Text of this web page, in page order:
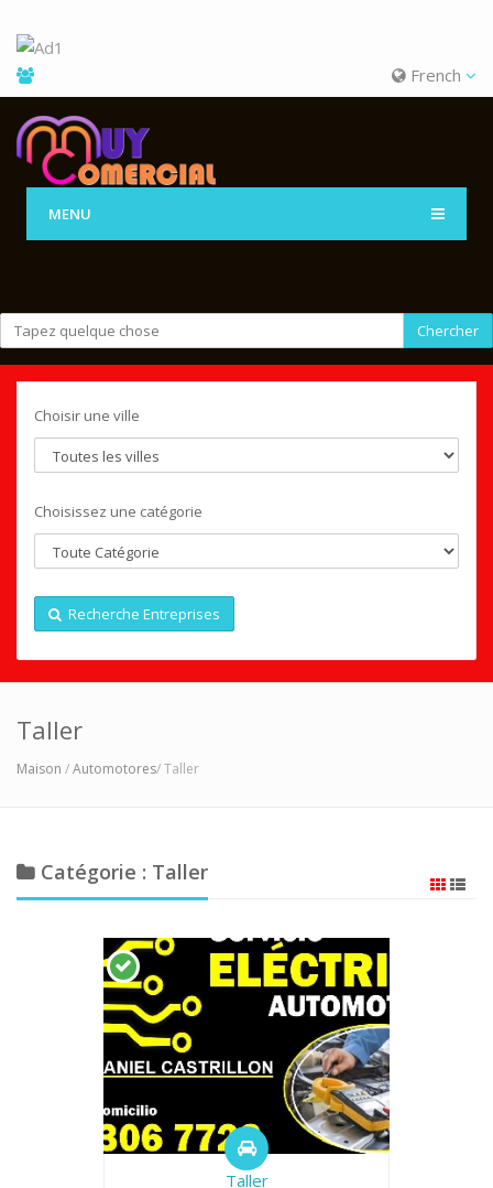
French
MENU
Chercher
Choisir une ville
Choisissez une catégorie
Recherche Entreprises
Taller
Maison /Automotores/ Taller
Catégorie : Taller
Taller